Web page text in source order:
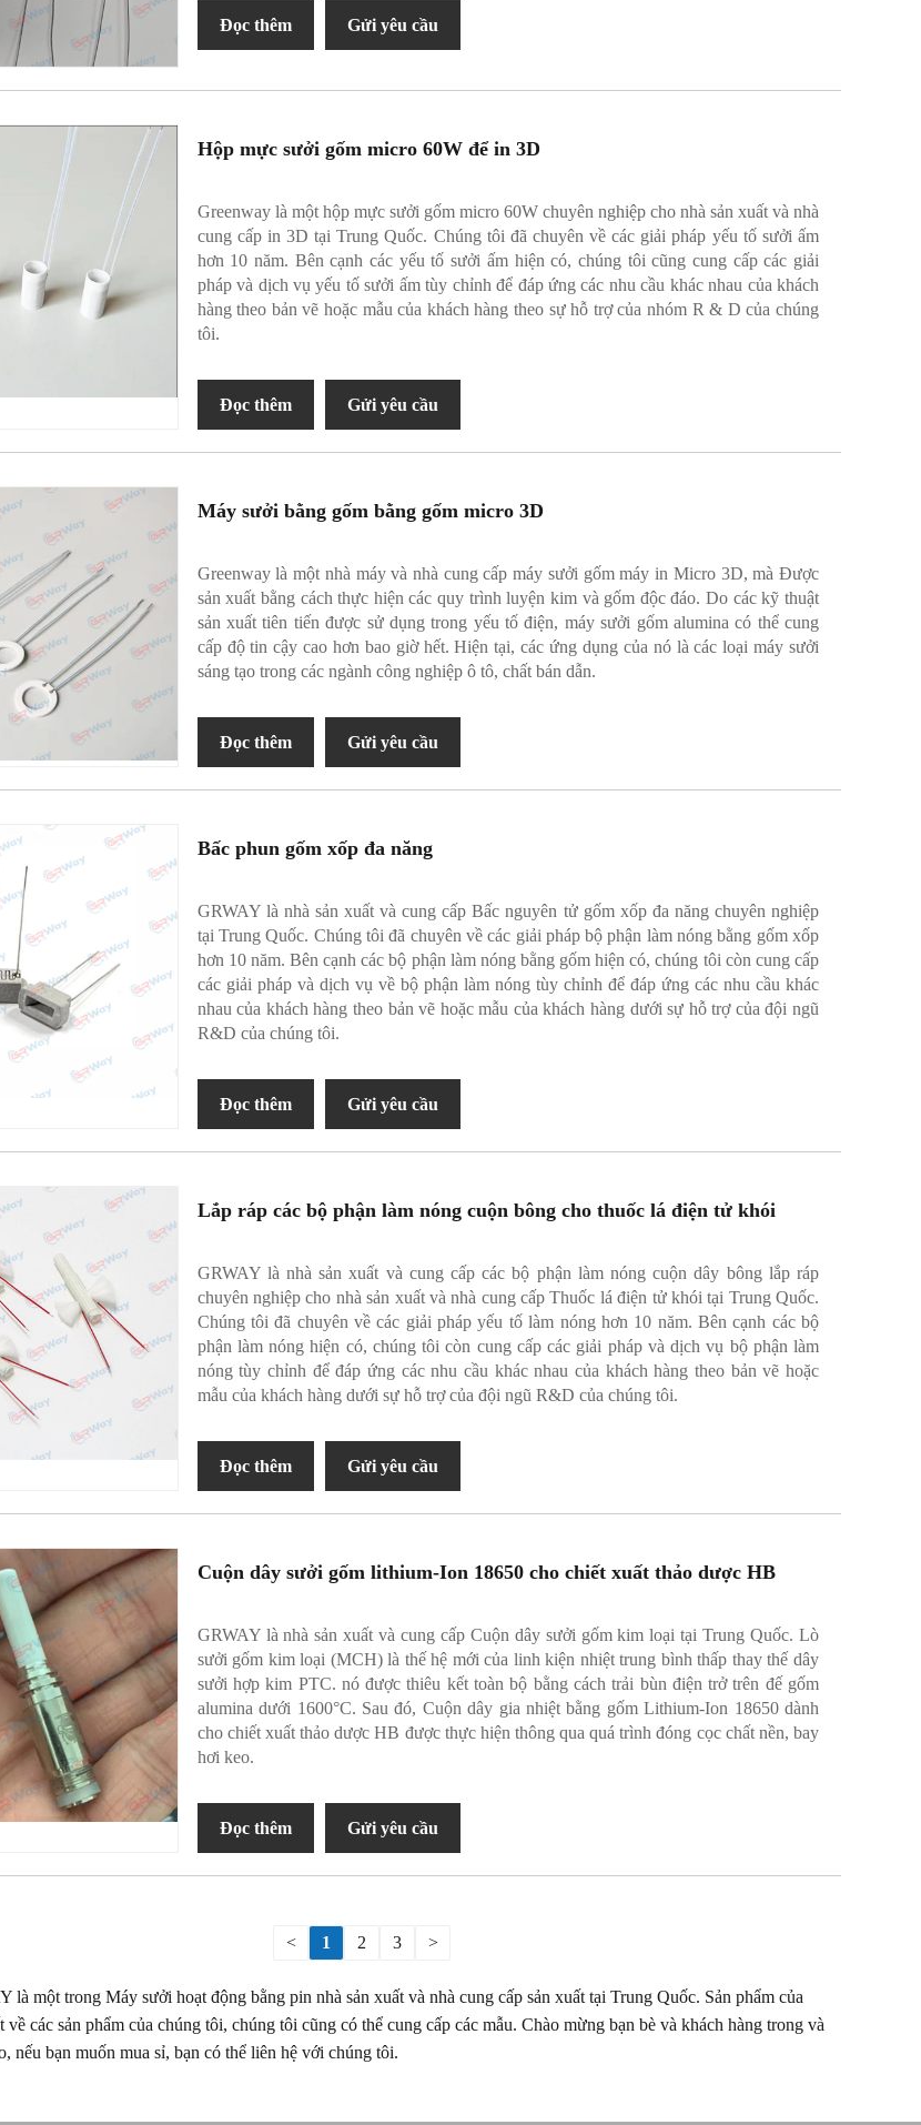
Đọc thêm Gửi yêu cầu
Hộp mực sưởi gốm micro 60W để in 3D
Greenway là một hộp mực sưởi gốm micro 60W chuyên nghiệp cho nhà sản xuất và nhà
cung cấp in 3D tại Trung Quốc. Chúng tôi đã chuyên về các giải pháp yếu tố sưởi ấm
hơn 10 năm. Bên cạnh các yếu tố sưởi ấm hiện có, chúng tôi cũng cung cấp các giải
pháp và dịch vụ yếu tố sưởi ấm tùy chỉnh để đáp ứng các nhu cầu khác nhau của khách
hàng theo bản vẽ hoặc mẫu của khách hàng theo sự hỗ trợ của nhóm R & D của chúng
tôi.
Đọc thêm Gửi yêu cầu
Máy sưởi bằng gốm bằng gốm micro 3D
Greenway là một nhà máy và nhà cung cấp máy sưởi gốm máy in Micro 3D, mà Được
sản xuất bằng cách thực hiện các quy trình luyện kim và gốm độc đáo. Do các kỹ thuật
sản xuất tiên tiến được sử dụng trong yếu tố điện, máy sưởi gốm alumina có thể cung
cấp độ tin cậy cao hơn bao giờ hết. Hiện tại, các ứng dụng của nó là các loại máy sưởi
sáng tạo trong các ngành công nghiệp ô tô, chất bán dẫn.
Đọc thêm Gửi yêu cầu
Bấc phun gốm xốp đa năng
GRWAY là nhà sản xuất và cung cấp Bấc nguyên tử gốm xốp đa năng chuyên nghiệp
tại Trung Quốc. Chúng tôi đã chuyên về các giải pháp bộ phận làm nóng bằng gốm xốp
hơn 10 năm. Bên cạnh các bộ phận làm nóng bằng gốm hiện có, chúng tôi còn cung cấp
các giải pháp và dịch vụ về bộ phận làm nóng tùy chỉnh để đáp ứng các nhu cầu khác
nhau của khách hàng theo bản vẽ hoặc mẫu của khách hàng dưới sự hỗ trợ của đội ngũ
R&D của chúng tôi.
Đọc thêm Gửi yêu cầu
Lắp ráp các bộ phận làm nóng cuộn bông cho thuốc lá điện tử khói
GRWAY là nhà sản xuất và cung cấp các bộ phận làm nóng cuộn dây bông lắp ráp
chuyên nghiệp cho nhà sản xuất và nhà cung cấp Thuốc lá điện tử khói tại Trung Quốc.
Chúng tôi đã chuyên về các giải pháp yếu tố làm nóng hơn 10 năm. Bên cạnh các bộ
phận làm nóng hiện có, chúng tôi còn cung cấp các giải pháp và dịch vụ bộ phận làm
nóng tùy chỉnh để đáp ứng các nhu cầu khác nhau của khách hàng theo bản vẽ hoặc
mẫu của khách hàng dưới sự hỗ trợ của đội ngũ R&D của chúng tôi.
Đọc thêm Gửi yêu cầu
Cuộn dây sưởi gốm lithium-Ion 18650 cho chiết xuất thảo dược HB
GRWAY là nhà sản xuất và cung cấp Cuộn dây sưởi gốm kim loại tại Trung Quốc. Lò
sưởi gốm kim loại (MCH) là thế hệ mới của linh kiện nhiệt trung bình thấp thay thế dây
sưởi hợp kim PTC. nó được thiêu kết toàn bộ bằng cách trải bùn điện trở trên đế gốm
alumina dưới 1600°C. Sau đó, Cuộn dây gia nhiệt bằng gốm Lithium-Ion 18650 dành
cho chiết xuất thảo dược HB được thực hiện thông qua quá trình đóng cọc chất nền, bay
hơi keo.
Đọc thêm Gửi yêu cầu
< 1 2 3 >
một trong Máy sưởi hoạt động bằng pin nhà sản xuất và nhà cung cấp sản xuất tại Trung Quốc. Sản phẩm của
các sản phẩm của chúng tôi, chúng tôi cũng có thể cung cấp các mẫu. Chào mừng bạn bè và khách hàng trong và
nếu bạn muốn mua sỉ, bạn có thể liên hệ với chúng tôi.